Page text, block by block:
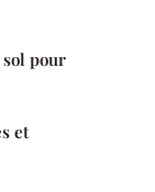
pour
et